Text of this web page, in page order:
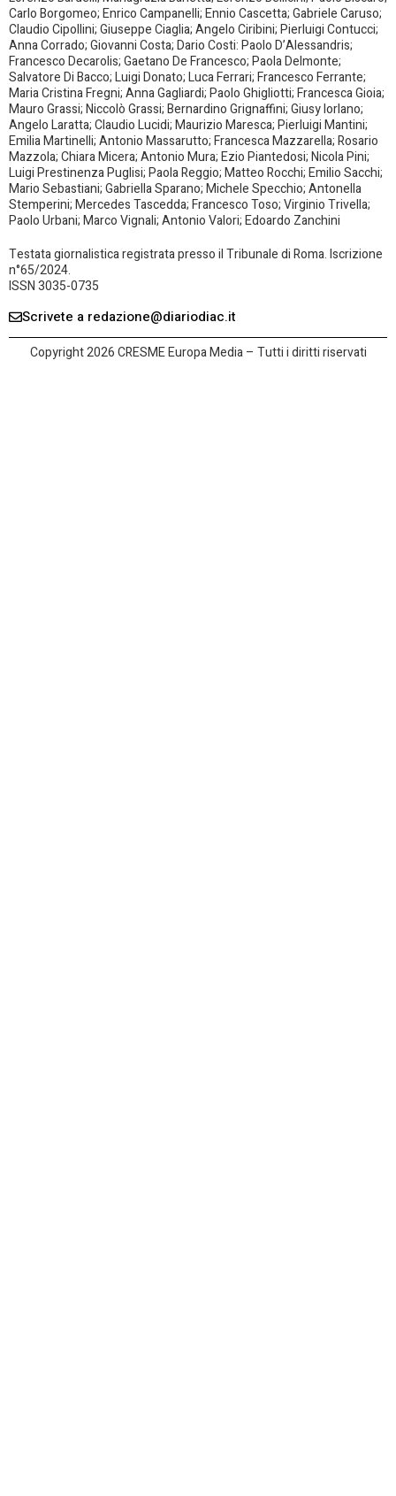
Carlo Borgomeo; Enrico Campanelli; Ennio Cascetta; Gabriele Caruso;
Claudio Cipollini; Giuseppe Ciaglia; Angelo Ciribini; Pierluigi Contucci;
Anna Corrado; Giovanni Costa; Dario Costi: Paolo D’Alessandris;
Francesco Decarolis; Gaetano De Francesco; Paola Delmonte;
Salvatore Di Bacco; Luigi Donato; Luca Ferrari; Francesco Ferrante;
Maria Cristina Fregni; Anna Gagliardi; Paolo Ghigliotti; Francesca Gioia;
Mauro Grassi; Niccolò Grassi; Bernardino Grignaffini; Giusy Iorlano;
Angelo Laratta; Claudio Lucidi; Maurizio Maresca; Pierluigi Mantini;
Emilia Martinelli; Antonio Massarutto; Francesca Mazzarella; Rosario
Mazzola; Chiara Micera; Antonio Mura; Ezio Piantedosi; Nicola Pini;
Luigi Prestinenza Puglisi; Paola Reggio; Matteo Rocchi; Emilio Sacchi;
Mario Sebastiani; Gabriella Sparano; Michele Specchio; Antonella
Stemperini; Mercedes Tascedda; Francesco Toso; Virginio Trivella;
Paolo Urbani; Marco Vignali; Antonio Valori; Edoardo Zanchini
Testata giornalistica registrata presso il Tribunale di Roma. Iscrizione
n°65/2024.
ISSN 3035-0735
Scrivete a redazione@diariodiac.it
Copyright 2026 CRESME Europa Media – Tutti i diritti riservati